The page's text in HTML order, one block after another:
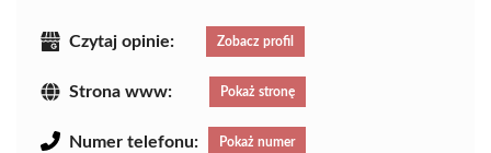
Czytaj opinie: Zobacz profil
Strona www: Pokaż stronę
Numer telefonu: Pokaż numer